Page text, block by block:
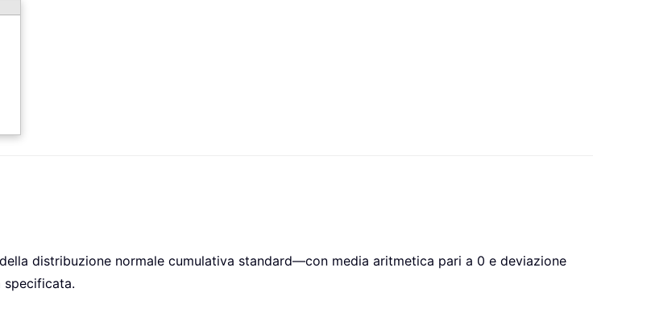
distribuzione normale cumulativa standard—con media aritmetica pari a 0 e deviazione